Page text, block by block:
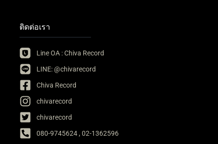
ติดต่อเรา
Line OA : Chiva Record
LINE: @chivarecord
Chiva Record
chivarecord
chivarecord
080-9745624 , 02-1362596